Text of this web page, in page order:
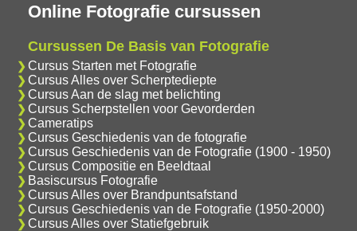
Online Fotografie cursussen
Cursussen De Basis van Fotografie
Cursus Starten met Fotografie
Cursus Alles over Scherptediepte
Cursus Aan de slag met belichting
Cursus Scherpstellen voor Gevorderden
Cameratips
Cursus Geschiedenis van de fotografie
Cursus Geschiedenis van de Fotografie (1900 - 1950)
Cursus Compositie en Beeldtaal
Basiscursus Fotografie
Cursus Alles over Brandpuntsafstand
Cursus Geschiedenis van de Fotografie (1950-2000)
Cursus Alles over Statiefgebruik